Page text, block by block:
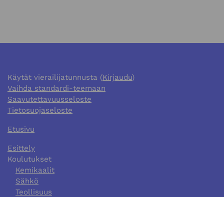
Käytät vierailijatunnusta (Kirjaudu)
Vaihda standardi-teemaan
Saavutettavuusseloste
Tietosuojaseloste
Etusivu
Esittely
Koulutukset
Kemikaalit
Sähkö
Teollisuus